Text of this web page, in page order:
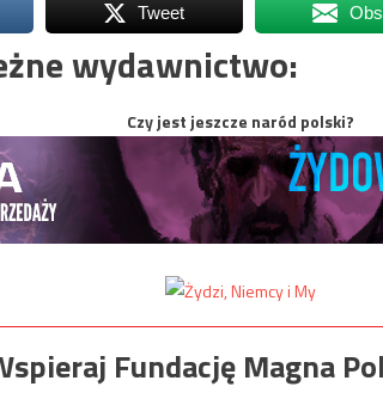
Tweet
wydawnictwo:
Czy jest jeszcze naród polski?
Fundację Magna